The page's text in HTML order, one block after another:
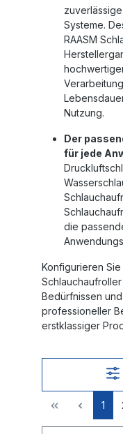
Systeme.
RAASM
Nutzung.
Der
für jede
die
Konfigurieren Sie
Schlauchaufroller
Bedürfnissen
professioneller
erstklassiger
1